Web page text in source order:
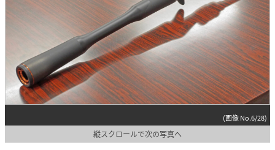
(画像 No.6/28)
縦スクロールで次の写真へ